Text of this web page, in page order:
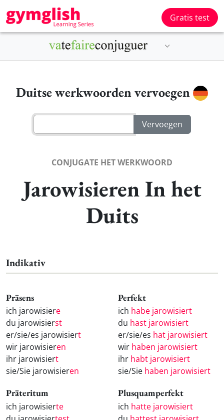
Gratis test
Duitse werkwoorden vervoegen
CONJUGATE HET WERKWOORD
Jarowisieren In het
Duits
Indikativ
Präsens
ich jarowisiere
du jarowisierst
er/sie/es jarowisiert
wir jarowisieren
ihr jarowisiert
sie/Sie jarowisieren
Perfekt
ich habe jarowisiert
du hast jarowisiert
er/sie/es hat jarowisiert
wir haben jarowisiert
ihr habt jarowisiert
sie/Sie haben jarowisiert
Präteritum
ich jarowisierte
Plusquamperfekt
ich hatte jarowisiert